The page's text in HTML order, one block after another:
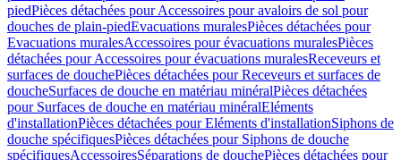
piedPièces détachées pour Accessoires pour avaloirs de sol pour
douches de plain-piedEvacuations muralesPièces détachées pour
Evacuations muralesAccessoires pour évacuations muralesPièces
détachées pour Accessoires pour évacuations muralesReceveurs et
surfaces de douchePièces détachées pour Receveurs et surfaces de
doucheSurfaces de douche en matériau minéralPièces détachées
pour Surfaces de douche en matériau minéralEléments
d'installationPièces détachées pour Eléments d'installationSiphons de
douche spécifiquesPièces détachées pour Siphons de douche
spécifiquesAccessoiresSéparations de douchePièces détachées pour